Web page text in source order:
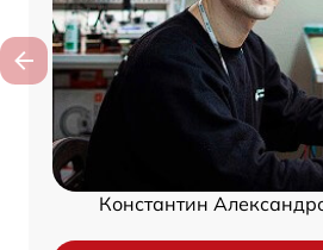
Константин